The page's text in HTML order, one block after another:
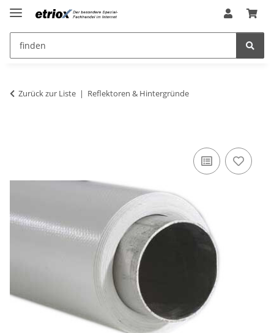
Zurück zur Liste Reflektoren & Hintergründe